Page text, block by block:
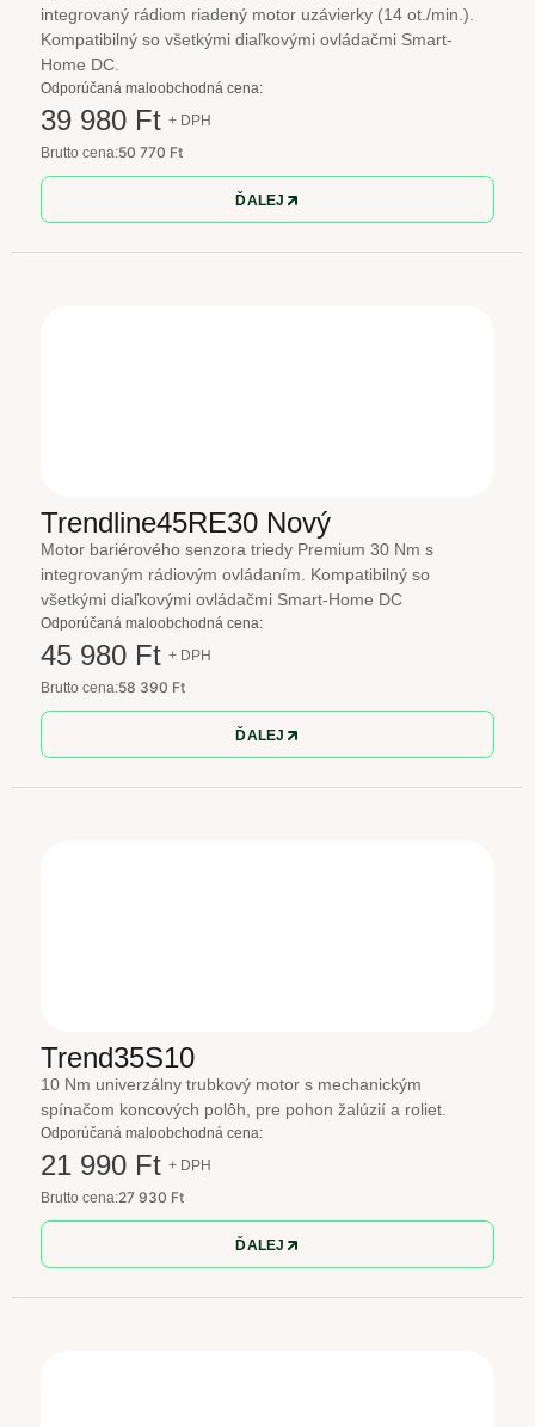
integrovaný rádiom riadený motor uzávierky (14 ot./min.).
Kompatibilný so všetkými diaľkovými ovládačmi Smart-
Home DC.
Odporúčaná maloobchodná cena:
39 980 Ft + DPH
Brutto cena:50 770 Ft
ĎALEJ
Trendline45RE30 Nový
Motor bariérového senzora triedy Premium 30 Nm s
integrovaným rádiovým ovládaním. Kompatibilný so
všetkými diaľkovými ovládačmi Smart-Home DC
Odporúčaná maloobchodná cena:
45 980 Ft + DPH
Brutto cena:58 390 Ft
ĎALEJ
Trend35S10
10 Nm univerzálny trubkový motor s mechanickým
spínačom koncových polôh, pre pohon žalúzií a roliet.
Odporúčaná maloobchodná cena:
21 990 Ft + DPH
Brutto cena:27 930 Ft
ĎALEJ